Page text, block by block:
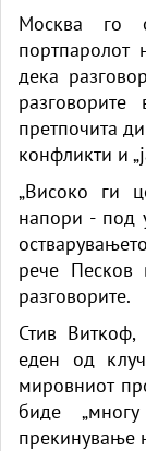
Москва го
портпаролот
дека
претпочита
конфликти и
„Високо ги
напори - под
рече Песков
разговорите.
Стив Виткоф,
еден од
мировниот
биде
прекинување